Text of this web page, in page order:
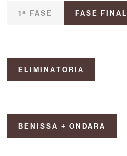
1ª FASE FASE FINAL
ELIMINATORIA
BENISSA + ONDARA